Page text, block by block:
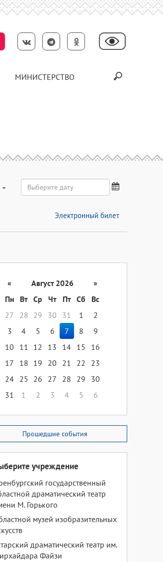
МИНИСТЕРСТВО
Электронный билет
« Август 2026
»
Пн
Вт Ср Чт Пт Сб
Вс
27
28 29 30 31 1
2
3
4 5 6 7 8
9
10
11 12 13 14 15
16
17
18 19 20 21 22
23
24 25 26 27 28 29
30
31
1 2 3 4 5 6
Прошедшие события
учреждение
государственный
драматический театр
М. Горького
музей изобразительных
драматический театр им.
Файзи